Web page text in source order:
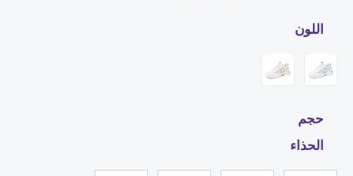
اللون
حجم
الحذاء
للانزلاق
ركض